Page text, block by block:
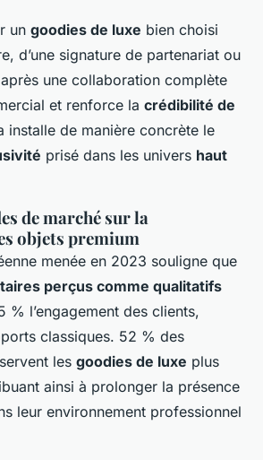
un goodies de luxe bien choisi
d’une signature de partenariat ou
une collaboration complète
et renforce la crédibilité de
installe de manière concrète le
prisé dans les univers haut
de marché sur la
objets premium
menée en 2023 souligne que
perçus comme qualitatifs
% l’engagement des clients,
classiques. 52 % des
les goodies de luxe plus
ainsi à prolonger la présence
leur environnement professionnel